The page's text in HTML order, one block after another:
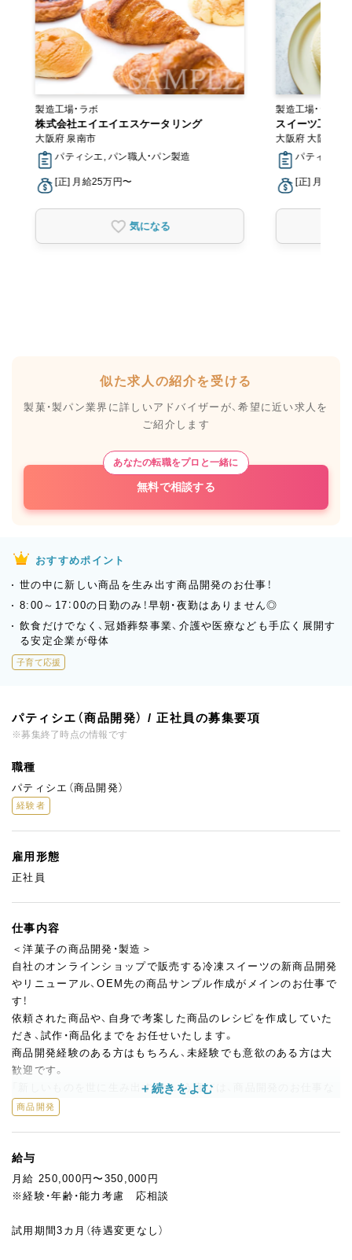
製造工場・ラボ
株式会社エイエイエスケータリング
大阪府 泉南市
パティシエ, パン職人・パン製造
[正] 月給25万円〜
気になる
製造工場・ラボ 工房・アトリエ・オンラインショ
ップ
スイーツ工房
大阪府 大阪市中
パティシエ
[正] 月給
似た求人の紹介を受ける
製菓・製パン業界に詳しいアドバイザーが、希望に近い求人を
ご紹介します
あなたの転職をプロと一緒に
無料で相談する
おすすめポイント
世の中に新しい商品を生み出す商品開発のお仕事！
8:00～17：00の日勤のみ！早朝・夜勤はありません◎
飲食だけでなく、冠婚葬祭事業、介護や医療なども手広く展開す
る安定企業が母体
子育て応援
パティシエ（商品開発） / 正社員の募集要項
※募集終了時点の情報です
職種
パティシエ（商品開発）
経験者
雇用形態
正社員
仕事内容
＜洋菓子の商品開発・製造＞
自社のオンラインショップで販売する冷凍スイーツの新商品開発
やリニューアル、OEM先の商品サンプル作成がメインのお仕事で
す！
依頼された商品や、自身で考案した商品のレシピを作成していた
だき、試作・商品化までをお任せいたします。
商品開発経験のある方はもちろん、未経験でも意欲のある方は大
歓迎です。
「新しいものを世に生み出す」という喜びは、商品開発のお仕事な
らではのやりがいです。
機械も使いつつ手作業も多いので、あなたのパティシエとしての
経験が活かせますよ！
入社後は工場内の設備や機械の把握、製造スタッフとの関係構築
部署には4～5名のパートスタッフを採用する予定ですので、ゆく
商品開発
給与
月給 250,000円〜350,000円
※経験・年齢・能力考慮 応相談
試用期間3カ月（待遇変更なし）